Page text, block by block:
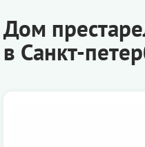
Дом
в Санкт-